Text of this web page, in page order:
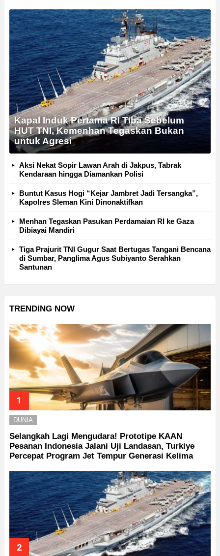
Kapal Induk Pertama RI Tiba Sebelum
HUT TNI, Kemenhan Tegaskan Bukan
untuk Agresi
Aksi Nekat Sopir Lawan Arah di Jakpus, Tabrak
Kendaraan hingga Diamankan Polisi
Buntut Kasus Hogi “Kejar Jambret Jadi Tersangka”,
Kapolres Sleman Kini Dinonaktifkan
Menhan Tegaskan Pasukan Perdamaian RI ke Gaza
Dibiayai Mandiri
Tiga Prajurit TNI Gugur Saat Bertugas Tangani Bencana
di Sumbar, Panglima Agus Subiyanto Serahkan
Santunan
TRENDING NOW
DUNIA
Selangkah Lagi Mengudara! Prototipe KAAN
Pesanan Indonesia Jalani Uji Landasan, Turkiye
Percepat Program Jet Tempur Generasi Kelima